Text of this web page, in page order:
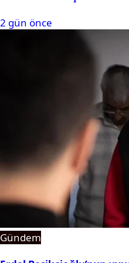
2 gün önce
Gündem